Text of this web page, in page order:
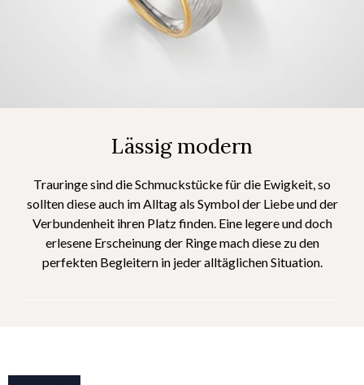
Lässig modern
Trauringe sind die Schmuckstücke für die Ewigkeit, so
sollten diese auch im Alltag als Symbol der Liebe und der
Verbundenheit ihren Platz finden. Eine legere und doch
erlesene Erscheinung der Ringe mach diese zu den
perfekten Begleitern in jeder alltäglichen Situation.